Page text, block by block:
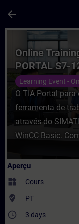
arrow_back
Cours -
Online
PORTAL S7-
Learning Event -
O TIA Portal para
ferramenta de
através do
WinCC Basic.
Aperçu
widgets Cours
where_to_vote PT
access_time 3 days